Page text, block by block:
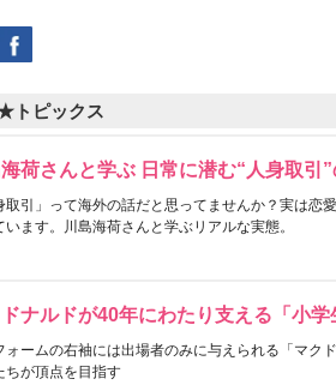
トピックス
海荷さんと学ぶ 日常に潜む“人身取引
取引」って海外の話だと思ってませんか？実は恋
います。川島海荷さんと学ぶリアルな実態。
ナルドが40年にわたり支える「小学
ォームの右袖には出場者のみに与えられる「マク
ちが頂点を目指す